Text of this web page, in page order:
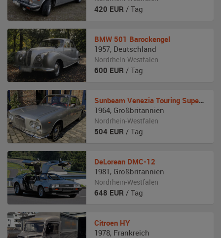
420 EUR / Tag
BMW 501 Barockengel
1957, Deutschland
Nordrhein-Westfalen
600 EUR / Tag
Sunbeam Venezia Touring Superleggera
1964, Großbritannien
Nordrhein-Westfalen
504 EUR / Tag
DeLorean DMC-12
1981 , Großbritannien
Nordrhein-Westfalen
648 EUR / Tag
Citroen HY
1978, Frankreich